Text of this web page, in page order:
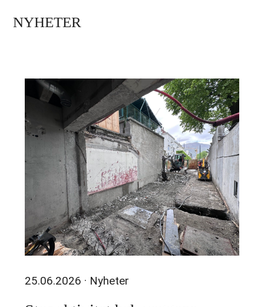
NYHETER
25.06.2026 · Nyheter